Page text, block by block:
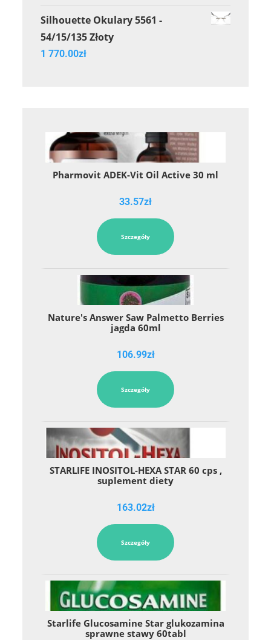
Silhouette Okulary 5561 -
54/15/135 Złoty
1 770.00zł
Pharmovit ADEK-Vit Oil Active 30 ml
33.57zł
Szczegóły
Nature's Answer Saw Palmetto Berries
jagda 60ml
106.99zł
Szczegóły
STARLIFE INOSITOL-HEXA STAR 60 cps ,
suplement diety
163.02zł
Szczegóły
Starlife Glucosamine Star glukozamina
sprawne stawy 60tabl